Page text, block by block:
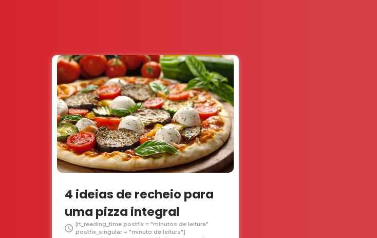
4 ideias de recheio para
uma pizza integral
[rt_reading_time postfix = "minutos de leitura"
postfix_singular = "minuto de leitura"]